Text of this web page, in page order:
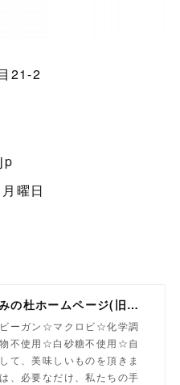
21-2
曜日
【公式】めぐみの杜ホームページ(旧自然食工房）
ーガン☆マクロビ☆化学調
不使用☆白砂糖不使用☆自
て、美味しいものを頂きま
、必要なだけ、私たちの手